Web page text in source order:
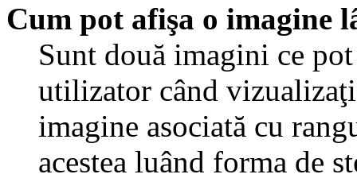
Cum pot afişa o imagine
Sunt două imagini ce
utilizator când
imagine asociată cu
acestea luând forma de